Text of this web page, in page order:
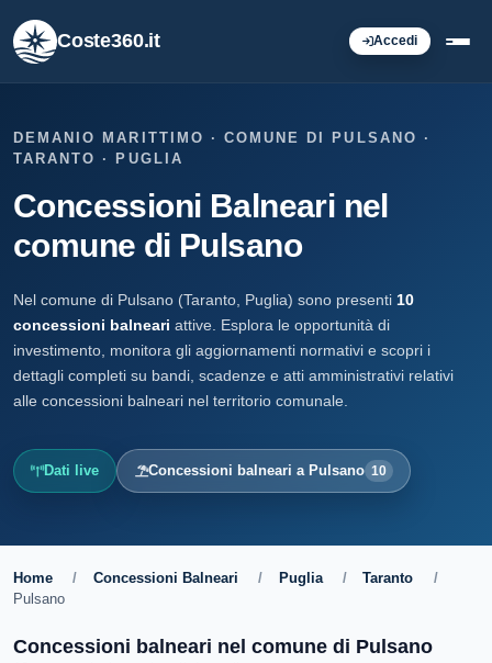
Coste360.it Accedi
DEMANIO MARITTIMO · COMUNE DI PULSANO ·
TARANTO · PUGLIA
Concessioni Balneari nel
comune di Pulsano
Nel comune di Pulsano (Taranto, Puglia) sono presenti 10
concessioni balneari attive. Esplora le opportunità di
investimento, monitora gli aggiornamenti normativi e scopri i
dettagli completi su bandi, scadenze e atti amministrativi relativi
alle concessioni balneari nel territorio comunale.
Dati live Concessioni balneari a Pulsano 10
Home / Concessioni Balneari / Puglia / Taranto
/
Pulsano
Concessioni balneari nel comune di Pulsano